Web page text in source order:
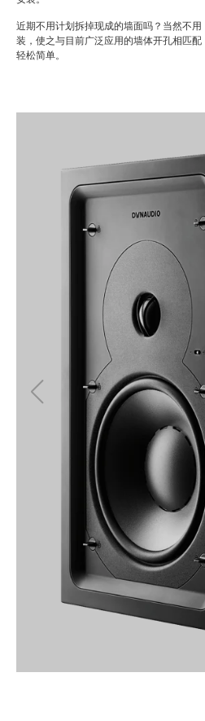
近期不用计划拆掉现成的墙面吗？当然不
装，使之与目前广泛应用的墙体开孔相匹
轻松简单。